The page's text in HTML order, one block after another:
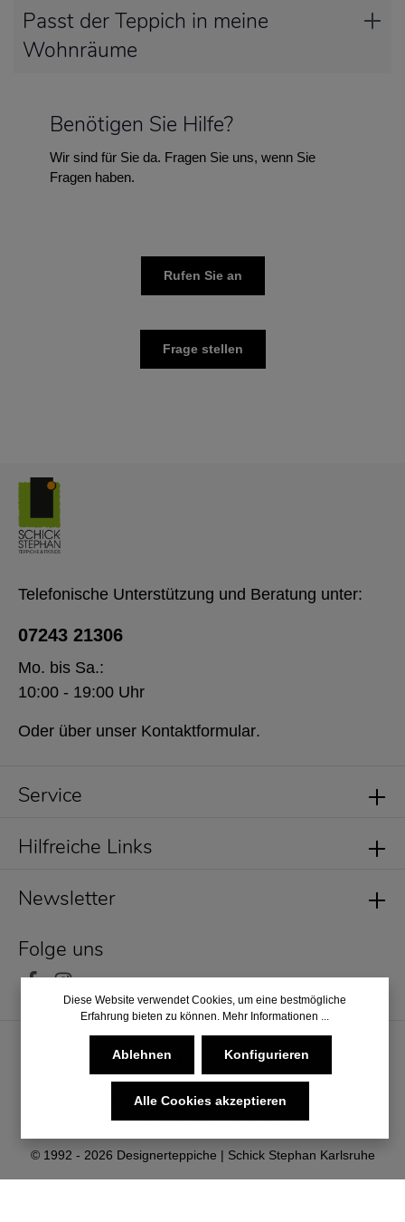
Passt der Teppich in meine
Wohnräume
Benötigen Sie Hilfe?
Wir sind für Sie da. Fragen Sie uns, wenn Sie
Fragen haben.
Rufen Sie an
Frage stellen
Service
Newsletter
Folge uns
Telefonische Unterstützung und Beratung unter:
07243 21306
Mo. bis Sa.:
10:00 - 19:00 Uhr
Oder über unser Kontaktformular.
Hilfreiche Links
© 1992 - 2026 Designerteppiche | Schick Stephan Karlsruhe
* Alle Preise inkl. gesetzl. Mehrwertsteuer zzgl.
und ggf. Nachnahmegebühren, wenn nicht anders angegeben.
Diese Website verwendet Cookies, um eine bestmögliche
Erfahrung bieten zu können. Mehr Informationen ...
Ablehnen Konfigurieren
Alle Cookies akzeptieren